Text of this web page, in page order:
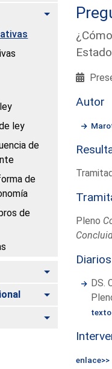
Alternar
ley
de
de
de
Alternar
Alternar
Alternar
Autor
Pleno
DS.
enlace>>